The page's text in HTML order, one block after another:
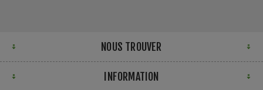
NOUS TROUVER
INFORMATION